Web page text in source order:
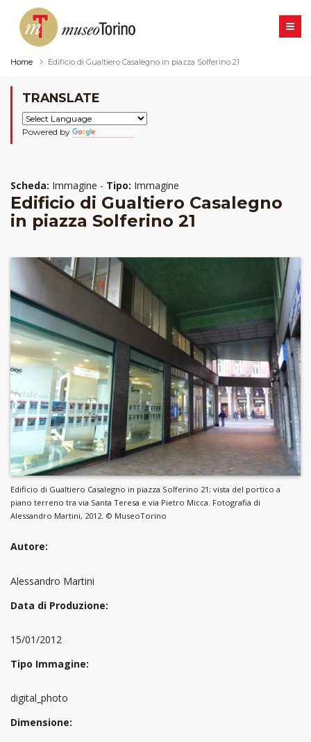
Home Edificio di Gualtiero Casalegno in piazza Solferino 21
TRANSLATE
Powered by
Scheda: Immagine - Tipo: Immagine
Edificio di Gualtiero Casalegno
in piazza Solferino 21
Edificio di Gualtiero Casalegno in piazza Solferino 21; vista del portico a
piano terreno tra via Santa Teresa e via Pietro Micca. Fotografia di
Alessandro Martini, 2012. © MuseoTorino
Autore:
Alessandro Martini
Data di Produzione:
15/01/2012
Tipo Immagine:
digital_photo
Dimensione: